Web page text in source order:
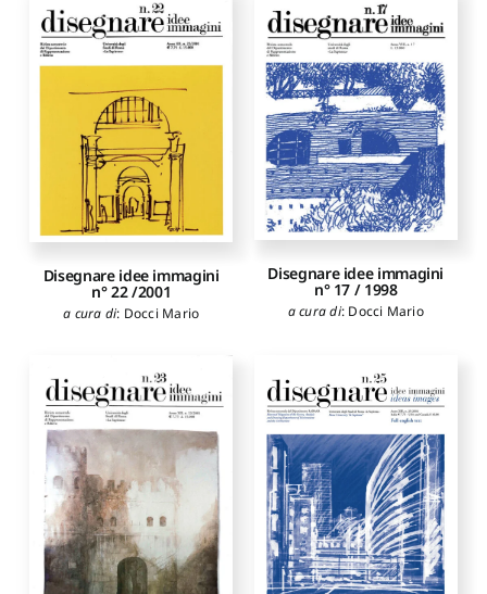
Disegnare idee immagini
n° 22 /2001
a cura di: Docci Mario
Disegnare idee immagini
n° 17 / 1998
a cura di: Docci Mario